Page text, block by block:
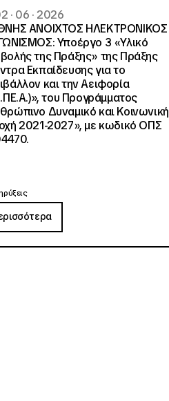
· 06 · 2026
ΑΝΟΙΧΤΟΣ ΗΛΕΚΤΡΟΝΙΚΟΣ
Υποέργο 3 «Υλικό
της Πράξης» της Πράξης
Εκπαίδευσης για το
και την Αειφορία
του Προγράμματος
Δυναμικό και Κοινωνική
2021-2027», με κωδικό ΟΠΣ